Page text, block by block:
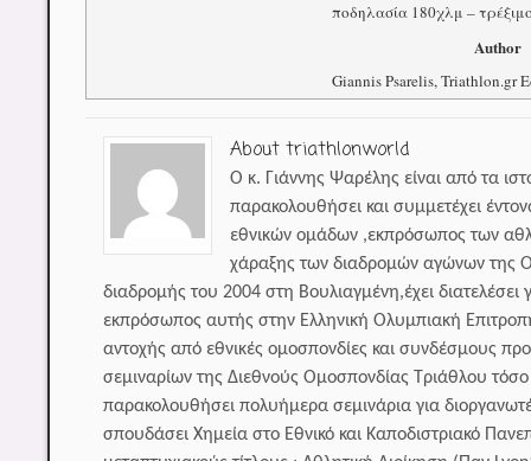
ποδηλασία 180χλμ –
Author
Giannis Psarelis, Triathlon.gr
About triathlonworld
Ο κ. Γιάννης Ψαρέλης είναι από τα
παρακολουθήσει και συμμετέχει
εθνικών ομάδων ,εκπρόσωπος των
χάραξης των διαδρομών αγώνων της
διαδρομής του 2004 στη Βουλιαγμένη,έχει
εκπρόσωπος αυτής στην Ελληνική Ολυμπιακή
αντοχής από εθνικές ομοσπονδίες και συνδέσμους
σεμιναρίων της Διεθνούς Ομοσπονδίας Τριάθλου
παρακολουθήσει πολυήμερα σεμινάρια για
σπουδάσει Χημεία στο Εθνικό και Καποδιστριακό